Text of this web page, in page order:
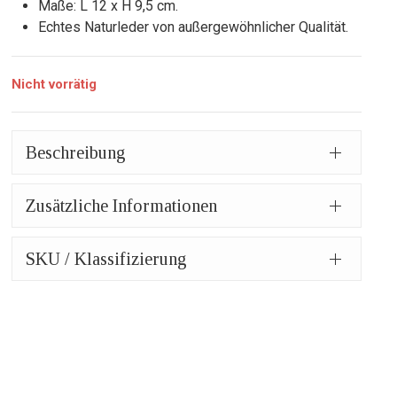
Maße: L 12 x H 9,5 cm.
Echtes Naturleder von außergewöhnlicher Qualität.
Nicht vorrätig
Beschreibung
Zusätzliche Informationen
SKU / Klassifizierung